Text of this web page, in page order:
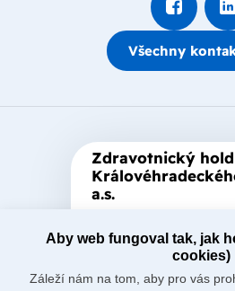
Všechny
Zdravotnický
a.s.
založená
krajem, který je
akcionářem
Aby web fungoval tak, jak
cookies)
Záleží nám na tom, aby pro vás